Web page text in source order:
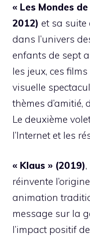
« Les Mondes
2012) et sa suite
dans l’univers
enfants de sept
les jeux, ces
visuelle
thèmes d’amitié,
Le deuxième
l’Internet et les
« Klaus » (2019)
réinvente
animation
message sur la
l’impact positif